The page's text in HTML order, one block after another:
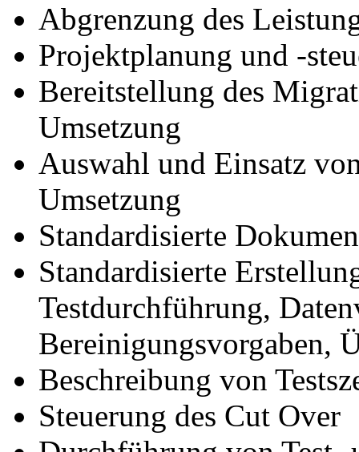
Abgrenzung des
Projektplanung und -
Bereitstellung des
Umsetzung
Auswahl und Einsatz
Umsetzung
Standardisierte
Standardisierte
Testdurchführung,
Bereinigungsvorgaben,
Beschreibung von
Steuerung des Cut Over